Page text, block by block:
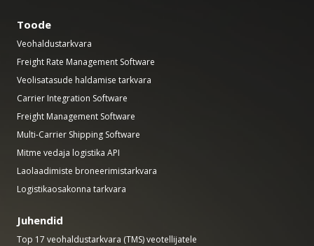
Toode
Veohaldustarkvara
Freight Rate Management Software
Veolisatasude haldamise tarkvara
Carrier Integration Software
Freight Management Software
Multi-Carrier Shipping Software
Mitme vedaja logistika API
Laolaadimiste broneerimistarkvara
Logistikaosakonna tarkvara
Juhendid
Top 17 veohaldustarkvara (TMS) veotellijatele